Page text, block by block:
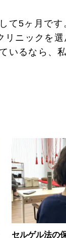
て5ヶ月で
リニックを選
いるなら、
セルゲル法の